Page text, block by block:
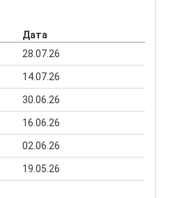
Дата
28.07.26
14.07.26
30.06.26
16.06.26
02.06.26
19.05.26